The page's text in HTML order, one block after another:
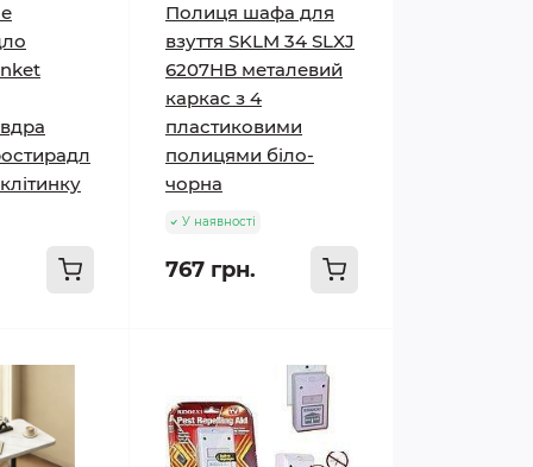
Полиця шафа для
взуття SKLM 34 SLXJ
6207HB металевий
каркас з 4
пластиковими
полицями біло-
чорна
У наявності
767 грн.